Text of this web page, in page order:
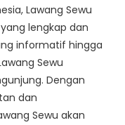
Lawang Sewu
lengkap dan
informatif hingga
Sewu
Dengan
dan
Sewu akan